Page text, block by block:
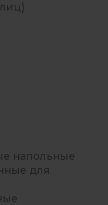
напольные
для